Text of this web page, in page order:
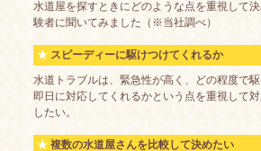
水道屋を探すときにどのような点を重視して
験者に聞いてみました（※当社調べ）
スピーディーに駆けつけてくれるか
水道トラブルは、緊急性が高く、どの程度で駆
即日に対応してくれるかという点を重視して
したい。
複数の水道屋さんを比較して決めたい